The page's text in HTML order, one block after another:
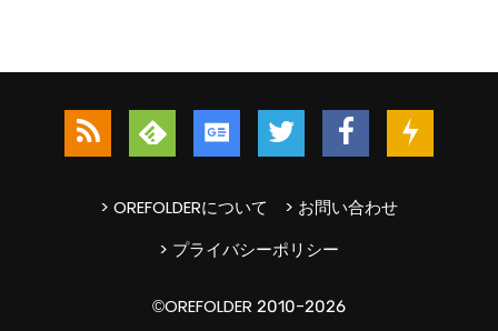
> OREFOLDERについて
> お問い合わせ
> プライバシーポリシー
©OREFOLDER 2010-2026